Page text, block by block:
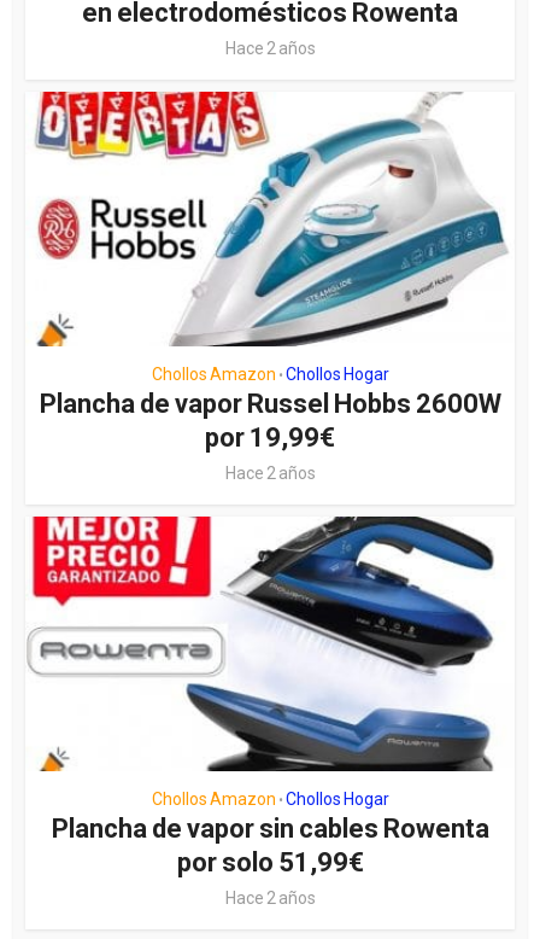
en electrodomésticos Rowenta
Hace 2 años
Chollos Amazon • Chollos Hogar
Plancha de vapor Russel Hobbs 2600W
por 19,99€
Hace 2 años
Chollos Amazon • Chollos Hogar
Plancha de vapor sin cables Rowenta
por solo 51,99€
Hace 2 años